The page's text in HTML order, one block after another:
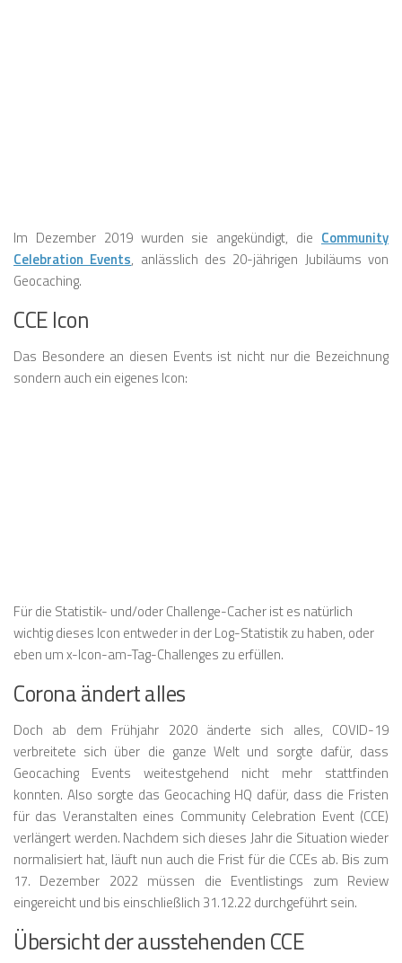
❅
❅
Im Dezember 2019 wurden sie angekündigt, die Community
Celebration Events, anlässlich des 20-jährigen Jubiläums von
Geocaching.
CCE Icon
Das Besondere an diesen Events ist nicht nur die Bezeichnung
sondern auch ein eigenes Icon:
Für die Statistik- und/oder Challenge-Cacher ist es natürlich
wichtig dieses Icon entweder in der Log-Statistik zu haben, oder
eben um x-Icon-am-Tag-Challenges zu erfüllen.
Corona ändert alles
Doch ab dem Frühjahr 2020 änderte sich alles, COVID-19
verbreitete sich über die ganze Welt und sorgte dafür, dass
Geocaching Events weitestgehend nicht mehr stattfinden
konnten. Also sorgte das Geocaching HQ dafür, dass die Fristen
für das Veranstalten eines Community Celebration Event (CCE)
verlängert werden. Nachdem sich dieses Jahr die Situation wieder
normalisiert hat, läuft nun auch die Frist für die CCEs ab. Bis zum
17. Dezember 2022 müssen die Eventlistings zum Review
eingereicht und bis einschließlich 31.12.22 durchgeführt sein.
Übersicht der ausstehenden CCE